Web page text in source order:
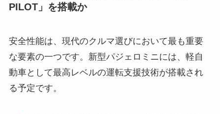
PILOT」を搭載か
安全性能は、現代のクルマ選びにおいて最も重要
な要素の一つです。新型パジェロミニには、軽自
動車として最高レベルの運転支援技術が搭載され
る予定です。